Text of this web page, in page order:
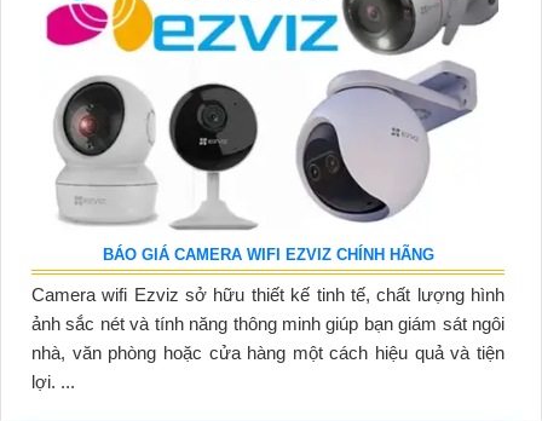
BÁO GIÁ CAMERA WIFI EZVIZ CHÍNH HÃNG
Camera wifi Ezviz sở hữu thiết kế tinh tế, chất lượng hình
ảnh sắc nét và tính năng thông minh giúp bạn giám sát ngôi
nhà, văn phòng hoặc cửa hàng một cách hiệu quả và tiện
lợi. ...